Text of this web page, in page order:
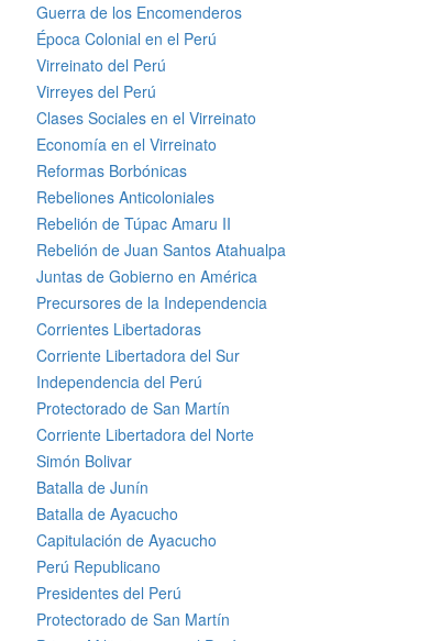
Guerra de los Encomenderos
Época Colonial en el Perú
Virreinato del Perú
Virreyes del Perú
Clases Sociales en el Virreinato
Economía en el Virreinato
Reformas Borbónicas
Rebeliones Anticoloniales
Rebelión de Túpac Amaru II
Rebelión de Juan Santos Atahualpa
Juntas de Gobierno en América
Precursores de la Independencia
Corrientes Libertadoras
Corriente Libertadora del Sur
Independencia del Perú
Protectorado de San Martín
Corriente Libertadora del Norte
Simón Bolivar
Batalla de Junín
Batalla de Ayacucho
Capitulación de Ayacucho
Perú Republicano
Presidentes del Perú
Protectorado de San Martín